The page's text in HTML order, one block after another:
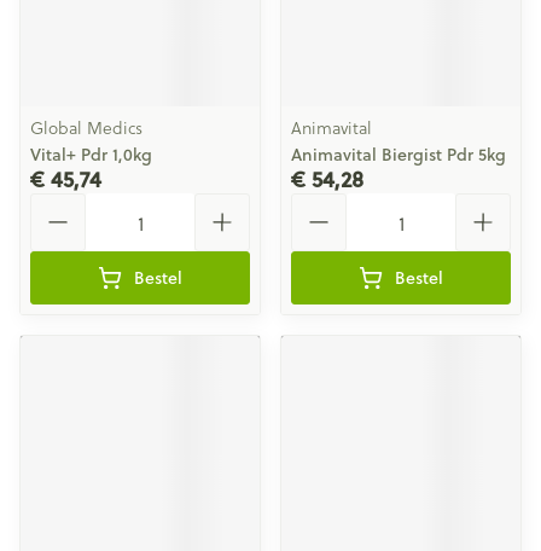
Global Medics
Vital+ Pdr 1,0kg
€ 45,74
Bestel
Animavital
Animavital Biergist Pdr 5kg
€ 54,28
Bestel